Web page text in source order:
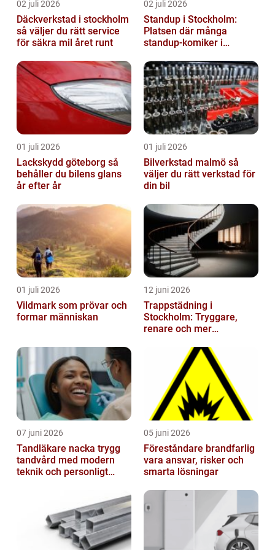
02 juli 2026
Däckverkstad i stockholm
så väljer du rätt service
för säkra mil året runt
02 juli 2026
Standup i Stockholm:
Platsen där många
standup-komiker i
01 juli 2026
Lackskydd göteborg så
behåller du bilens glans
år efter år
01 juli 2026
Bilverkstad malmö så
väljer du rätt verkstad för
din bil
01 juli 2026
Vildmark som prövar och
formar människan
12 juni 2026
Trappstädning i
Stockholm: Tryggare,
renare och mer
07 juni 2026
Tandläkare nacka trygg
tandvård med modern
teknik och personligt
05 juni 2026
Föreståndare brandfarlig
vara ansvar, risker och
smarta lösningar